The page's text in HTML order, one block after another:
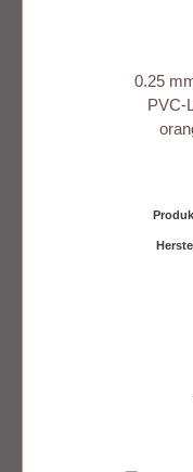
0.25
PVC-